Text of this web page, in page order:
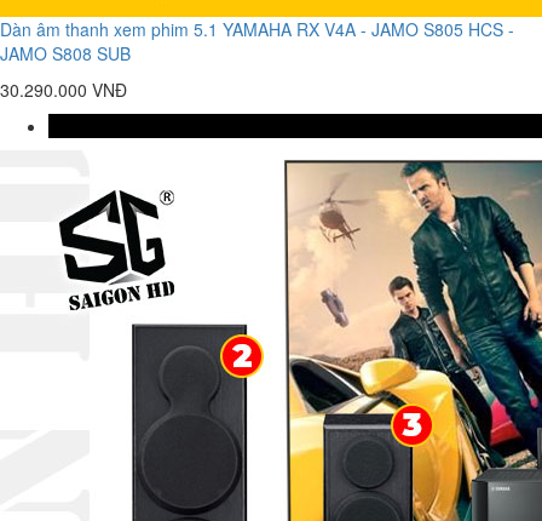
Dàn âm thanh xem phim 5.1 YAMAHA RX V4A - JAMO S805 HCS -
JAMO S808 SUB
30.290.000 VNĐ